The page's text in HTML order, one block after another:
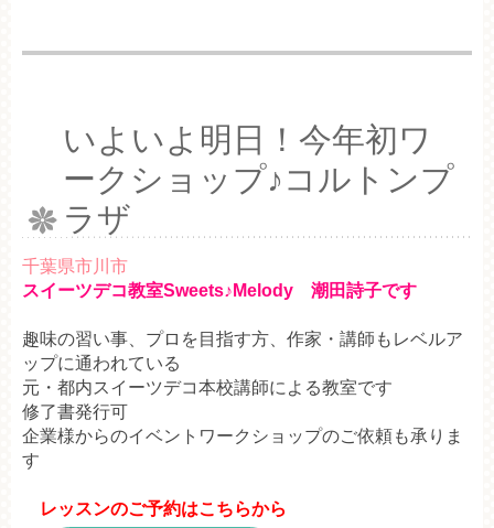
いよいよ明日！今年初ワ
ークショップ♪コルトンプ
ラザ
千葉県市川市
スイーツデコ教室Sweets♪Melody 潮田詩子です
趣味の習い事、プロを目指す方、作家・講師もレベルア
ップに通われている
元・都内スイーツデコ本校講師による教室です
修了書発行可
企業様からのイベントワークショップのご依頼も承りま
す
レッスンのご予約はこちらから